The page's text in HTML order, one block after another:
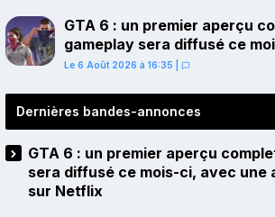
GTA 6 : un premier aperçu
gameplay sera diffusé ce
avant-première sur Netflix
Le 6 Août 2026 à 16:35
Dernières bandes-annonces
GTA 6 : un premier aperçu
sera diffusé ce mois-ci, avec une
sur Netflix